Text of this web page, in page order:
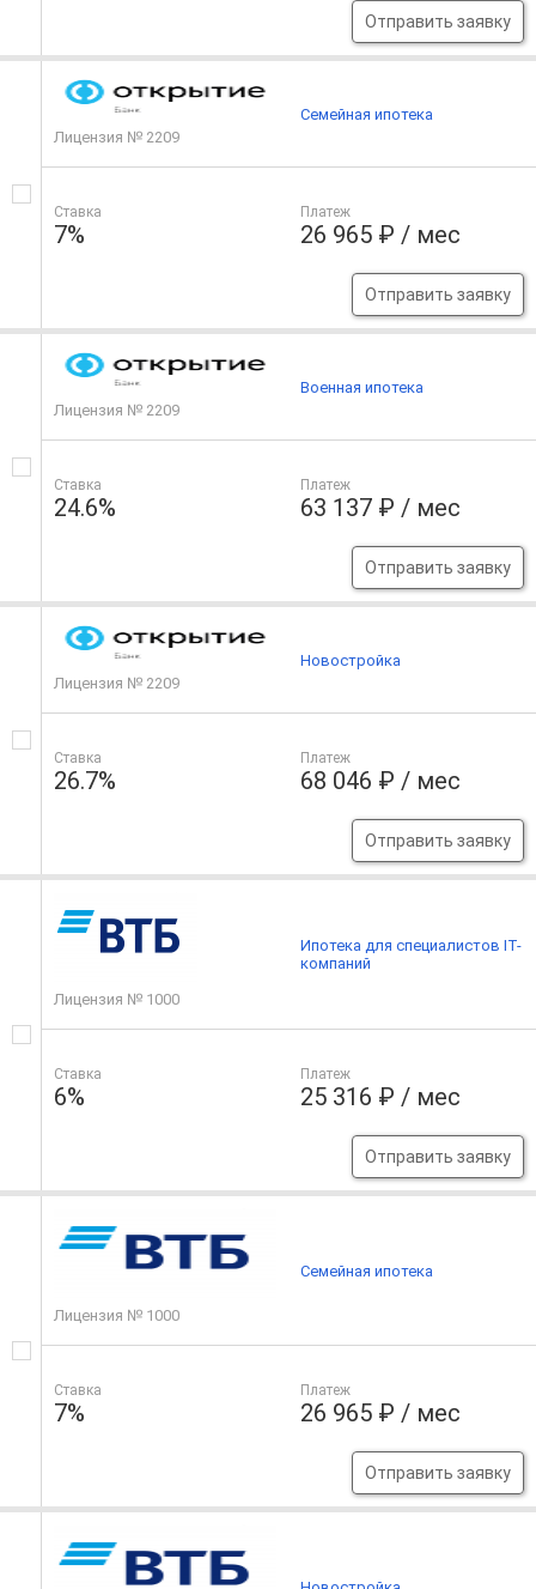
Отправить заявку
Лицензия № 2209
Ставка
7%
Платеж
26 965 ₽ / мес
Отправить заявку
Семейная ипотека
Лицензия № 2209
Ставка
24.6%
Платеж
63 137 ₽ / мес
Отправить заявку
Военная ипотека
Лицензия № 2209
Ставка
26.7%
Платеж
68 046 ₽ / мес
Отправить заявку
Новостройка
Лицензия № 1000
Ставка
6%
Платеж
25 316 ₽ / мес
Отправить заявку
Ипотека для специалистов IT-
компаний
Лицензия № 1000
Ставка
7%
Платеж
26 965 ₽ / мес
Отправить заявку
Семейная ипотека